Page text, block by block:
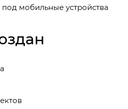
мобильные устройства